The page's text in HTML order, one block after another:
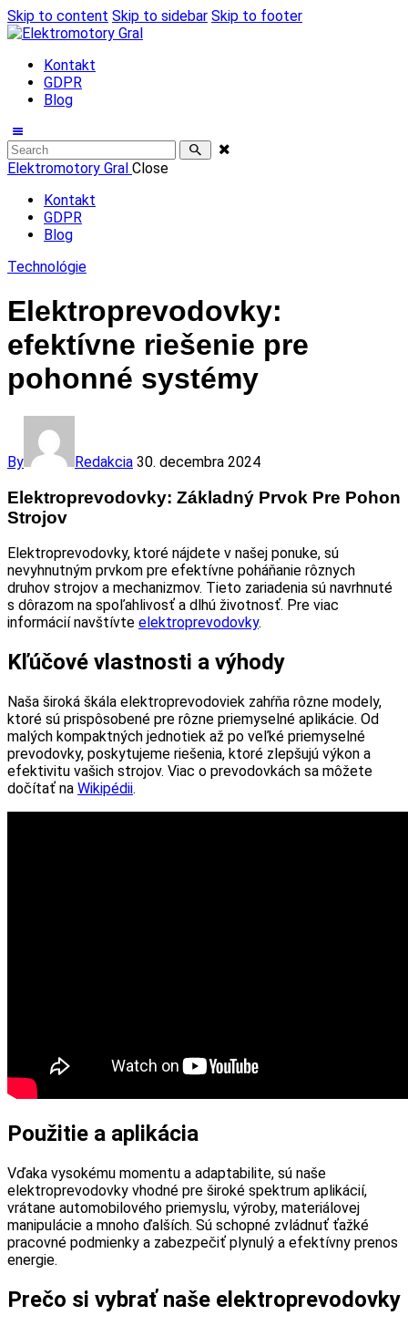
Skip to content Skip to sidebar Skip to footer
Kontakt
GDPR
Blog
Elektromotory Gral Close
Kontakt
GDPR
Blog
Technológie
Elektroprevodovky:
efektívne riešenie pre
pohonné systémy
By Redakcia 30. decembra 2024
Elektroprevodovky: Základný Prvok Pre Pohon
Strojov
Elektroprevodovky, ktoré nájdete v našej ponuke, sú
nevyhnutným prvkom pre efektívne poháňanie rôznych
druhov strojov a mechanizmov. Tieto zariadenia sú navrhnuté
s dôrazom na spoľahlivosť a dlhú životnosť. Pre viac
informácií navštívte elektroprevodovky.
Kľúčové vlastnosti a výhody
Naša široká škála elektroprevodoviek zahŕňa rôzne modely,
ktoré sú prispôsobené pre rôzne priemyselné aplikácie. Od
malých kompaktných jednotiek až po veľké priemyselné
prevodovky, poskytujeme riešenia, ktoré zlepšujú výkon a
efektivitu vašich strojov. Viac o prevodovkách sa môžete
dočítať na Wikipédii.
Použitie a aplikácia
Vďaka vysokému momentu a adaptabilite, sú naše
elektroprevodovky vhodné pre široké spektrum aplikácií,
vrátane automobilového priemyslu, výroby, materiálovej
manipulácie a mnoho ďalších. Sú schopné zvládnuť ťažké
pracovné podmienky a zabezpečiť plynulý a efektívny prenos
energie.
Prečo si vybrať naše elektroprevodovky